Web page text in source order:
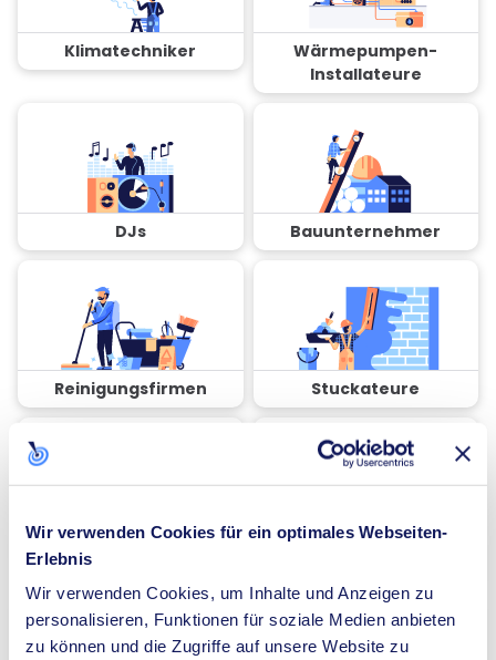
Wir verwenden Cookies für ein optimales Webseiten-
Erlebnis
Wir verwenden Cookies, um Inhalte und Anzeigen zu
personalisieren, Funktionen für soziale Medien anbieten
zu können und die Zugriffe auf unsere Website zu
Klimatechniker
Wärmepumpen-
Installateure
DJs Bauunternehmer
Reinigungsfirmen Stuckateure
Coaches
Spezialisten für